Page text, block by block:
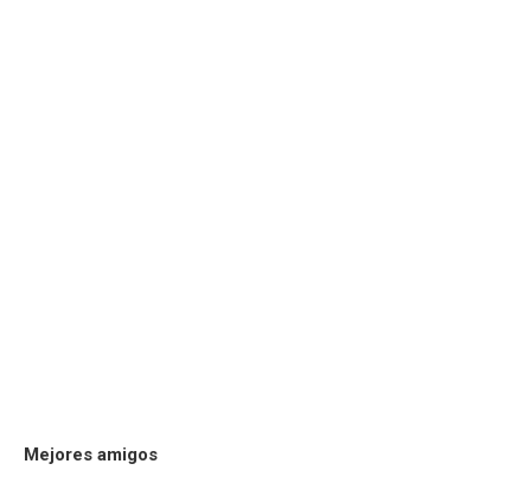
Mejores amigos